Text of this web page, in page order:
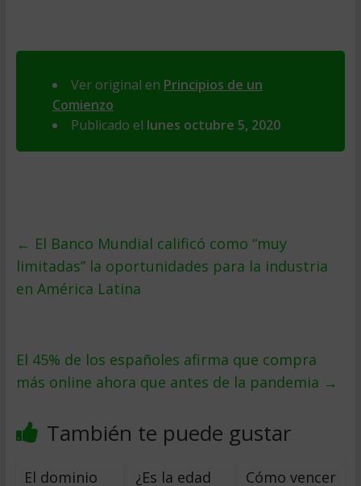
Ver original en Principios de un
Comienzo
Publicado el lunes octubre 5, 2020
← El Banco Mundial calificó como “muy
limitadas” la oportunidades para la industria
en América Latina
El 45% de los españoles afirma que compra
más online ahora que antes de la pandemia →
También te puede gustar
El dominio
¿Es la edad
Cómo vencer